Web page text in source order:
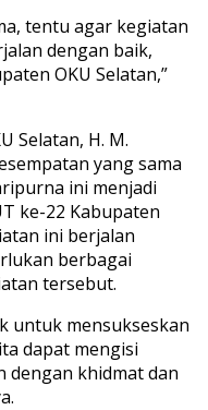
tentu agar kegiatan
dengan baik,
OKU Selatan,”
Selatan, H. M.
yang sama
ini menjadi
ke-22 Kabupaten
ini berjalan
berbagai
tersebut.
untuk mensukseskan
dapat mengisi
dengan khidmat dan